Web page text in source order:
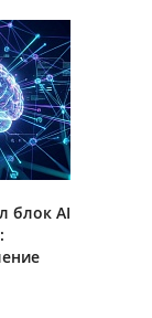
блок AI